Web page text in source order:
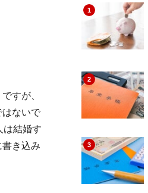
すが、
はないで
は結婚す
き込み
1
2
3